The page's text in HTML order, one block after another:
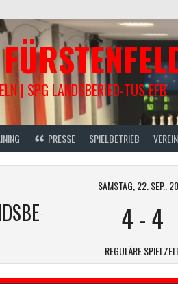
| SPG LANDSBERIED-TUS FFB
PRESSE SPIELBETRIEB VEREIN
FFB G1
SAMSTAG, 22. SEP..
4-4
REGULÄRE SPIELZEIT